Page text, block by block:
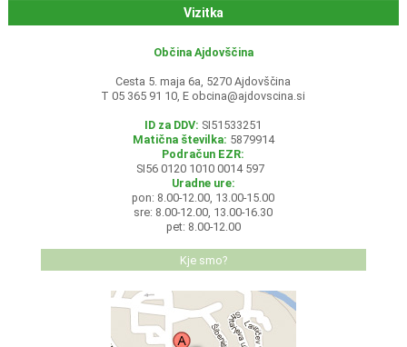
Vizitka
Občina Ajdovščina
Cesta 5. maja 6a, 5270 Ajdovščina
T 05 365 91 10, E obcina@ajdovscina.si
ID za DDV: SI51533251
Matična številka: 5879914
Podračun EZR:
SI56 0120 1010 0014 597
Uradne ure:
pon: 8.00-12.00, 13.00-15.00
sre: 8.00-12.00, 13.00-16.30
pet: 8.00-12.00
Kje smo?